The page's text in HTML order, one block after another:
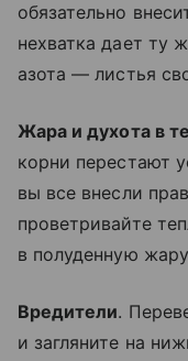
обязательно
нехватка дает ту
азота — листья
Жара и духота в
корни перестают
вы все внесли
проветривайте
в полуденную
Вредители.
и загляните на